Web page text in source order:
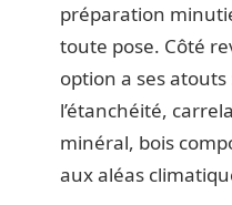
préparation
toute pose. Côté
option a ses
l’étanchéité,
minéral, bois
aux aléas